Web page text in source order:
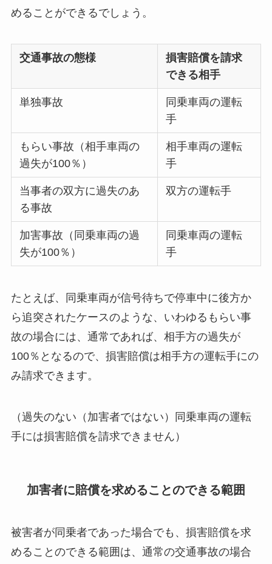
めることができるでしょう。
交通事故の態様
損害賠償を請求
できる相手
単独事故
同乗車両の運転
手
もらい事故（相手車両の
過失が100％）
相手車両の運転
手
当事者の双方に過失のあ
る事故
双方の運転手
加害事故（同乗車両の過
失が100％）
同乗車両の運転
手
たとえば、同乗車両が信号待ちで停車中に後方か
ら追突されたケースのような、いわゆるもらい事
故の場合には、通常であれば、相手方の過失が
100％となるので、損害賠償は相手方の運転手にの
み請求できます。
（過失のない（加害者ではない）同乗車両の運転
手には損害賠償を請求できません）
加害者に賠償を求めることのできる範囲
被害者が同乗者であった場合でも、損害賠償を求
めることのできる範囲は、通常の交通事故の場合